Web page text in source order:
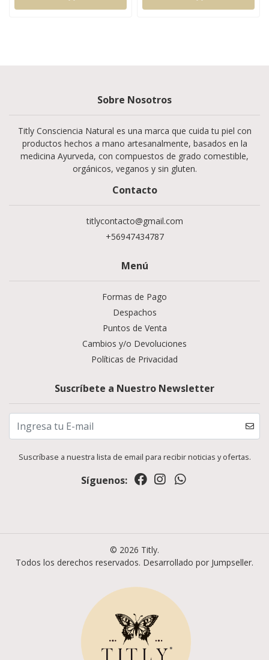
Sobre Nosotros
Titly Consciencia Natural es una marca que cuida tu piel con
productos hechos a mano artesanalmente, basados en la
medicina Ayurveda, con compuestos de grado comestible,
orgánicos, veganos y sin gluten.
Contacto
titlycontacto@gmail.com
+56947434787
Menú
Formas de Pago
Despachos
Puntos de Venta
Cambios y/o Devoluciones
Políticas de Privacidad
Suscríbete a Nuestro Newsletter
Suscríbase a nuestra lista de email para recibir noticias y ofertas.
Síguenos:
© 2026 Titly.
Todos los derechos reservados. Desarrollado por Jumpseller.